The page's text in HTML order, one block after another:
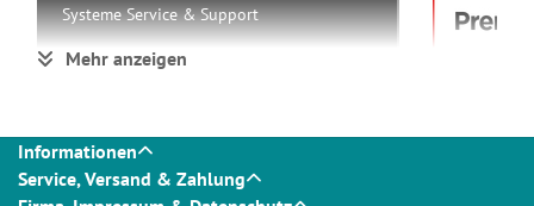
Systeme Service & Support
Hersteller
Lenovo
Hersteller Art. Nr.
5WS1L42434
Mehr anzeigen
Informationen
Service, Versand & Zahlung